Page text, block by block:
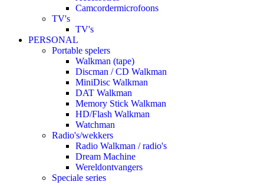
Camcordermicrofoons
TV's
TV's
PERSONAL
Portable spelers
Walkman (tape)
Discman / CD Walkman
MiniDisc Walkman
DAT Walkman
Memory Stick Walkman
HD/Flash Walkman
Watchman
Radio's/wekkers
Radio Walkman / radio's
Dream Machine
Wereldontvangers
Speciale series